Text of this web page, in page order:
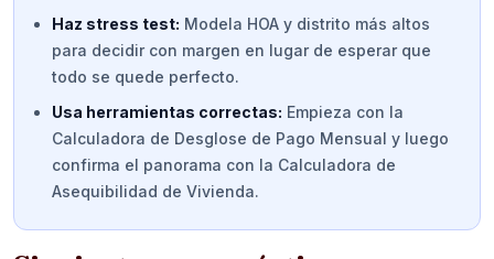
Haz stress test: Modela HOA y distrito más altos
para decidir con margen en lugar de esperar que
todo se quede perfecto.
Usa herramientas correctas: Empieza con la
Calculadora de Desglose de Pago Mensual y luego
confirma el panorama con la Calculadora de
Asequibilidad de Vivienda.